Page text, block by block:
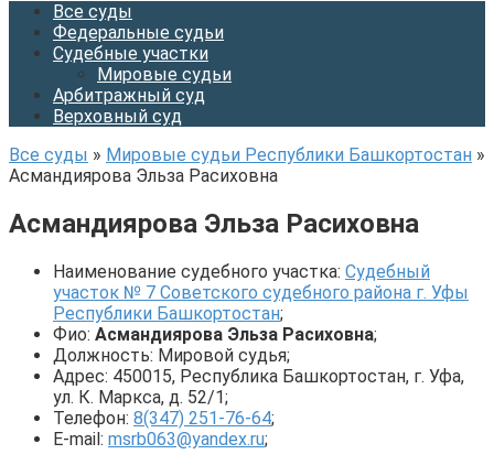
Все суды
Федеральные судьи
Судебные участки
Мировые судьи
Арбитражный суд
Верховный суд
Все суды » Мировые судьи Республики Башкортостан »
Асмандиярова Эльза Расиховна
Асмандиярова Эльза Расиховна
Наименование судебного участка: Судебный
участок № 7 Советского судебного района г. Уфы
Республики Башкортостан;
Фио: Асмандиярова Эльза Расиховна;
Должность: Мировой судья;
Адрес: 450015, Республика Башкортостан, г. Уфа,
ул. К. Маркса, д. 52/1;
Телефон: 8(347) 251-76-64;
E-mail: msrb063@yandex.ru;